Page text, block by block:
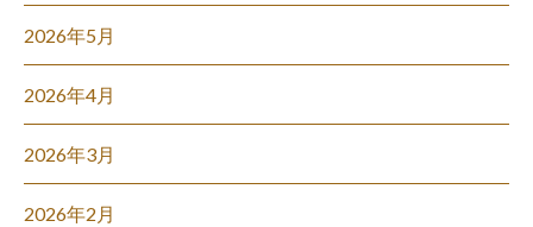
2026年5月
2026年4月
2026年3月
2026年2月